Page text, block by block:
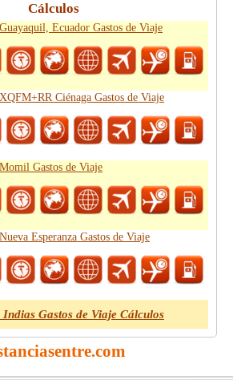
Cálculos
Ecuador Gastos de Viaje
Ciénaga Gastos de Viaje
Gastos de Viaje
Esperanza Gastos de Viaje
Gastos de Viaje Cálculos